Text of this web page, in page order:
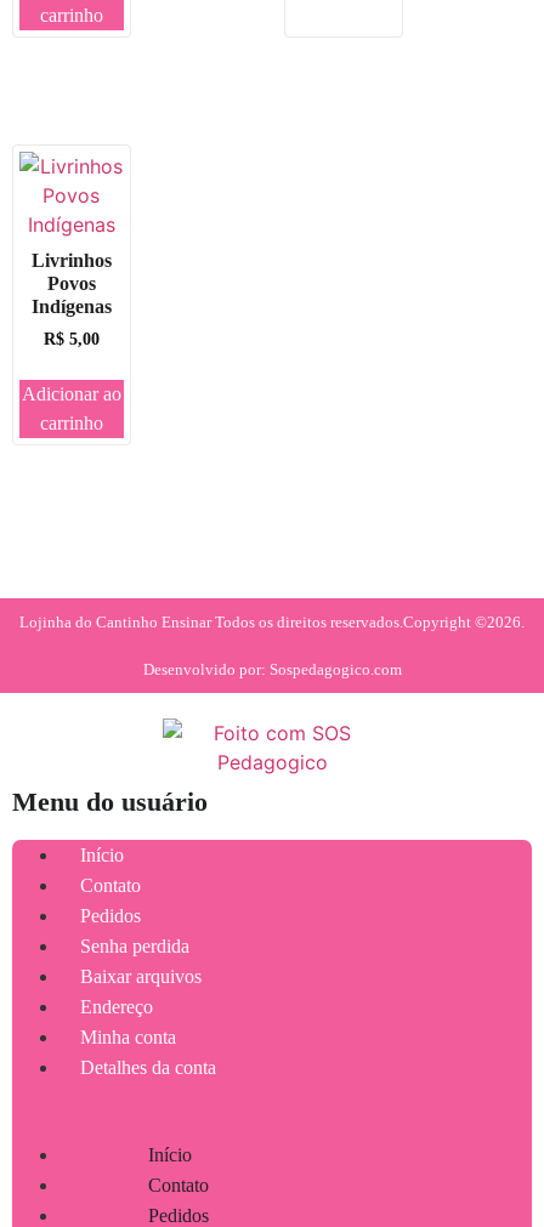
carrinho
Livrinhos
Povos
Indígenas
R$5,00
Adicionar ao
carrinho
Lojinha do Cantinho Ensinar Todos os direitos reservados. Copyright ©2026.
Desenvolvido por: Sospedagogico.com
Menu do usuário
Início
Contato
Pedidos
Senha perdida
Baixar arquivos
Endereço
Minha conta
Detalhes da conta
Início
Contato
Pedidos